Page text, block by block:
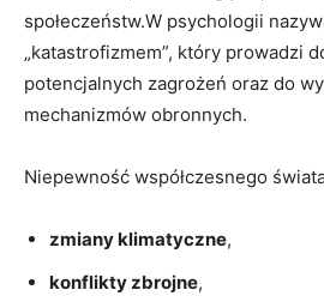
społeczeństw.W psychologii
„katastrofizmem”, który prowadzi
potencjalnych zagrożeń oraz do
mechanizmów obronnych.
Niepewność współczesnego
zmiany klimatyczne,
konflikty zbrojne,